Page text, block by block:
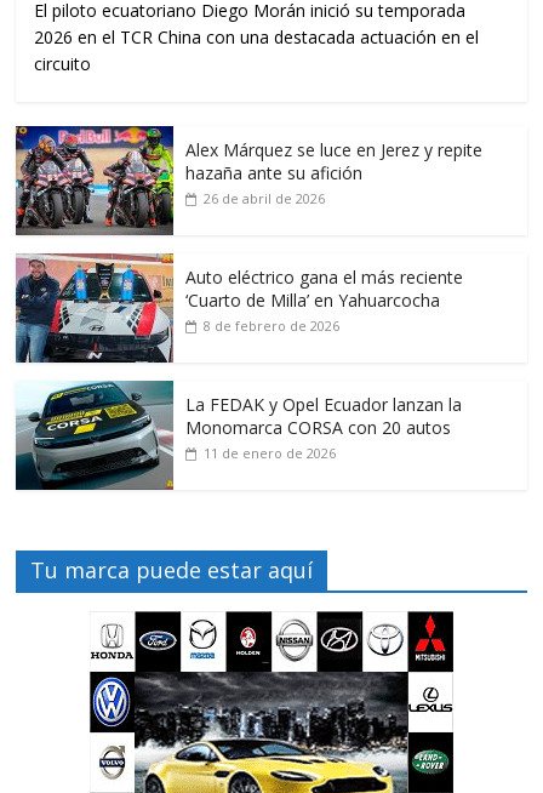
El piloto ecuatoriano Diego Morán inició su temporada
2026 en el TCR China con una destacada actuación en el
circuito
Alex Márquez se luce en Jerez y repite
hazaña ante su afición
26 de abril de 2026
Auto eléctrico gana el más reciente
‘Cuarto de Milla’ en Yahuarcocha
8 de febrero de 2026
La FEDAK y Opel Ecuador lanzan la
Monomarca CORSA con 20 autos
11 de enero de 2026
Tu marca puede estar aquí